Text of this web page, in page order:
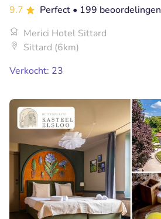
9.7 Perfect • 199 beoordelingen
Merici Hotel Sittard
Sittard (6km)
Verkocht: 23